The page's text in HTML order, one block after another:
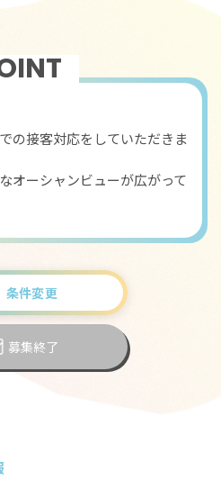
の接客対応をしていただきま
オーシャンビューが広がって
条件変更
募集終了